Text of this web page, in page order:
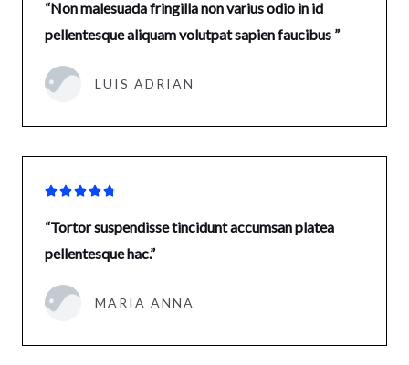
“Non malesuada fringilla non varius odio in id
pellentesque aliquam volutpat sapien faucibus ”
LUIS ADRIAN

“Tortor suspendisse tincidunt accumsan platea
pellentesque hac.”
MARIA ANNA